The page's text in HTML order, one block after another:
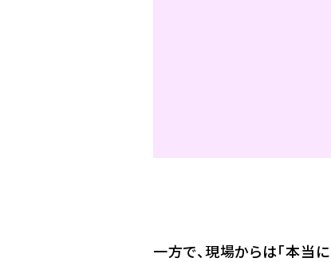
一方で、現場からは「本当